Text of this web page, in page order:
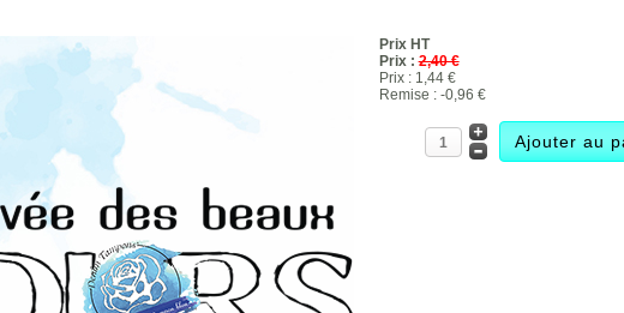
Prix HT
Prix :2,40 €
Prix : 1,44 €
Remise : -0,96 €